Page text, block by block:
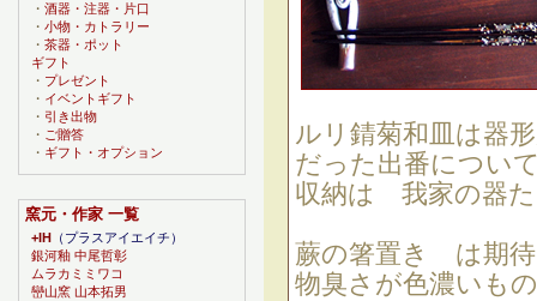
ルリ錆菊和皿は器
だった出番につい
収納は 我家の器た
蕨の箸置き は期待
物臭さが色濃いも
・ 酒器・注器・片口
・ 小物・カトラリー
・ 茶器・ポット
ギフト
・ プレゼント
・ イベントギフト
・ 引き出物
・ ご贈答
・ ギフト・オプション
窯元・作家 一覧
+IH
（プラスアイエイチ）
銀河釉 中尾哲彰
ムラカミミワコ
巒山窯 山本拓男